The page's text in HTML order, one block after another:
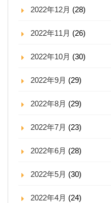
2022年12月 (28)
2022年11月 (26)
2022年10月 (30)
2022年9月 (29)
2022年8月 (29)
2022年7月 (23)
2022年6月 (28)
2022年5月 (30)
2022年4月 (24)